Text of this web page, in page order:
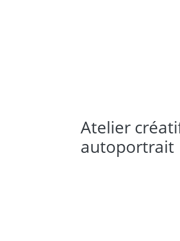
Atelier
autoportrait